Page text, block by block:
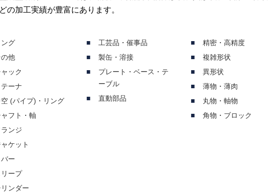
の加工実績が豊富にあります。
グ
他
ック
ーナ
(パイプ)・リング
フト・軸
ンジ
ケット
ー
ープ
ンダー
工芸品・催事品
製缶・溶接
プレート・ベース・テ
ーブル
直動部品
精密・高精度
複雑形状
異形状
薄物・薄肉
丸物・軸物
角物・ブロック